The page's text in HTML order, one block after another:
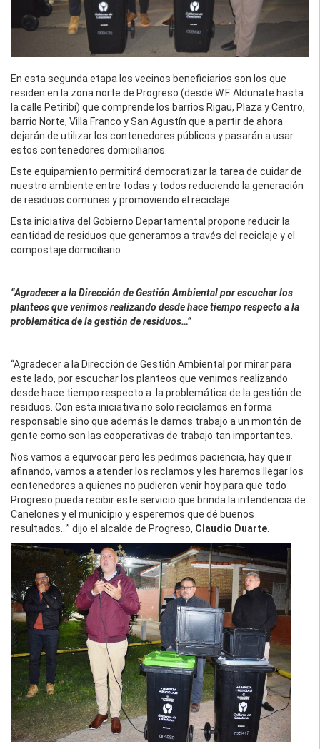
En esta segunda etapa los vecinos beneficiarios son los que
residen en la zona norte de Progreso (desde W.F. Aldunate hasta
la calle Petiribí) que comprende los barrios Rigau, Plaza y Centro,
barrio Norte, Villa Franco y San Agustín que a partir de ahora
dejarán de utilizar los contenedores públicos y pasarán a usar
estos contenedores domiciliarios.
Este equipamiento permitirá democratizar la tarea de cuidar de
nuestro ambiente entre todas y todos reduciendo la generación
de residuos comunes y promoviendo el reciclaje.
Esta iniciativa del Gobierno Departamental propone reducir la
cantidad de residuos que generamos a través del reciclaje y el
compostaje domiciliario.
“Agradecer a la Dirección de Gestión Ambiental por escuchar los
planteos que venimos realizando desde hace tiempo respecto a la
problemática de la gestión de residuos…”
“Agradecer a la Dirección de Gestión Ambiental por mirar para
este lado, por escuchar los planteos que venimos realizando
desde hace tiempo respecto a la problemática de la gestión de
residuos. Con esta iniciativa no solo reciclamos en forma
responsable sino que además le damos trabajo a un montón de
gente como son las cooperativas de trabajo tan importantes.
Nos vamos a equivocar pero les pedimos paciencia, hay que ir
afinando, vamos a atender los reclamos y les haremos llegar los
contenedores a quienes no pudieron venir hoy para que todo
Progreso pueda recibir este servicio que brinda la intendencia de
Canelones y el municipio y esperemos que dé buenos
resultados…” dijo el alcalde de Progreso, Claudio Duarte.